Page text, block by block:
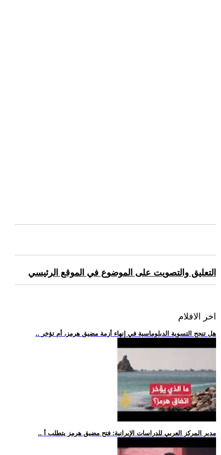
التعليق والتصويت على الموضوع في الموقع الرئيسي
اخر الافلام
.. هل تنجح التسوية الدبلوماسية في إنهاء أزمة مضيق هرمز، أم تؤخر
.. مدير المركز العربي للدراسات الإيرانية: فتح مضيق هرمز يتطلب أ